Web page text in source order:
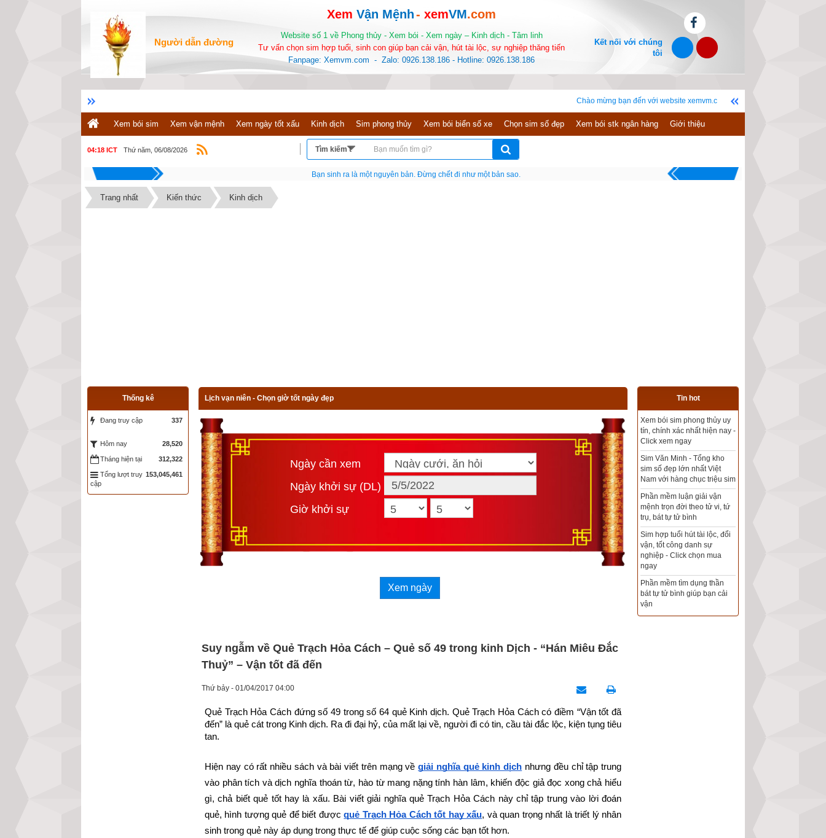
Người dẫn đường
Xem Vận Mệnh- xemVM.com
Website số 1 về Phong thủy - Xem bói - Xem ngày – Kinh dịch - Tâm linh
Tư vấn chọn sim hợp tuổi, sinh con giúp bạn cải vận, hút tài lộc, sự nghiệp thăng tiến
Fanpage: Xemvm.com - Zalo: 0926.138.186 - Hotline: 0926.138.186
Kết nối với chúng
tôi
Chào mừng bạn đến với website xemvm.com, chúc bạn có những giây phút vui vẻ!
Xem bói sim Xem vận mệnh Xem ngày tốt xấu Kinh dịch Sim phong thủy Xem bói biển số xe Chọn sim số đẹp Xem bói stk ngân hàng Giới thiệu
04:18 ICT Thứ năm, 06/08/2026
Bạn sinh ra là một nguyên bản. Đừng chết đi như một bản sao.
Trang nhất Kiến thức Kinh dịch
Lịch vạn niên - Chọn giờ tốt ngày đẹp
Ngày cần xem
Ngày khởi sự (DL)
Giờ khởi sự
Xem ngày
Suy ngẫm về Quẻ Trạch Hỏa Cách – Quẻ số 49 trong kinh Dịch - “Hán Miêu Đắc
Thuỷ” – Vận tốt đã đến
Thứ bảy - 01/04/2017 04:00
Quẻ Trạch Hỏa Cách đứng số 49 trong số 64 quẻ Kinh dịch. Quẻ Trạch Hỏa Cách có điềm “Vận tốt đã
đến” là quẻ cát trong Kinh dịch. Ra đi đại hỷ, của mất lại về, người đi có tin, cầu tài đắc lộc, kiện tụng tiêu
tan.
Hiện nay có rất nhiều sách và bài viết trên mạng về giải nghĩa quẻ kinh dịch nhưng đều chỉ tập trung
vào phân tích và dịch nghĩa thoán từ, hào từ mang nặng tính hàn lâm, khiến độc giả đọc xong chả hiểu
gì, chả biết quẻ tốt hay là xấu. Bài viết giải nghĩa quẻ Trạch Hỏa Cách này chỉ tập trung vào lời đoán
quẻ, hình tượng quẻ để biết được quẻ Trạch Hỏa Cách tốt hay xấu, và quan trọng nhất là triết lý nhân
sinh trong quẻ này áp dụng trong thực tế để giúp cuộc sống các bạn tốt hơn.
Tin hot
Tổng kho sim phong thủy -
Sim hợp tuổi - Sim hợp
Xem bói sim phong thủy
theo khoa học tử vi, tứ trụ
chính xác nhất
Mua sim Thần tài, Thần tài
theo bạn! Giao sim miễn phí
Xem ngày đẹp - chọn ngày
tốt khởi sự theo kinh dịch
chính xác nhất
Tổng Kho Sim Năm sinh 0x -
9x - 8x -7x -6x giá rẻ nhất thị
trường - Click xem ngay
Thống kê
Đang truy cập 337
Hôm nay 28,520
Tháng hiện tại 312,322
Tổng lượt truy
cập
153,045,461